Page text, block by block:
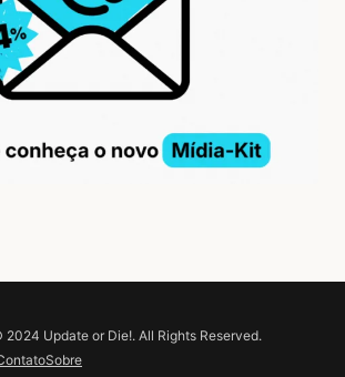
2024 Update or Die!. All Rights Reserved.
Sobre